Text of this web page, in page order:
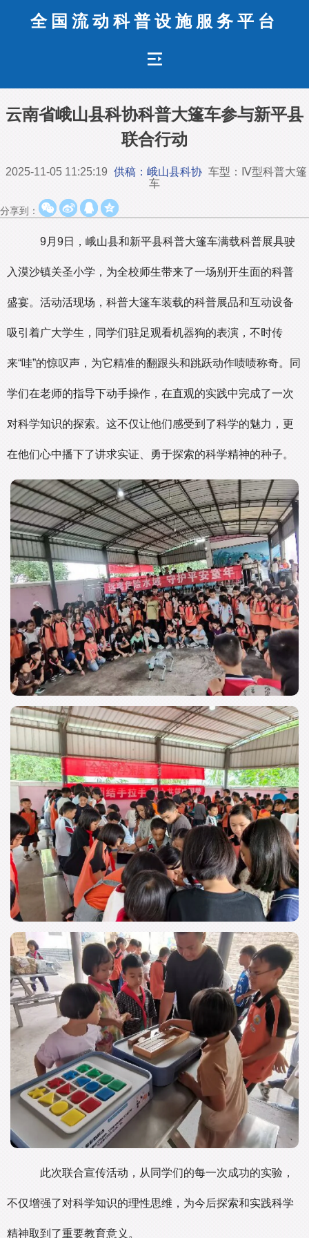
全国流动科普设施服务平台
云南省峨山县科协科普大篷车参与新平县
联合行动
2025-11-05 11:25:19 供稿：峨山县科协 车型：Ⅳ型科普大篷
车
分享到：
9月9日，峨山县和新平县科普大篷车满载科普展具驶
入漠沙镇关圣小学，为全校师生带来了一场别开生面的科普
盛宴。活动活现场，科普大篷车装载的科普展品和互动设备
吸引着广大学生，同学们驻足观看机器狗的表演，不时传
来“哇”的惊叹声，为它精准的翻跟头和跳跃动作啧啧称奇。同
学们在老师的指导下动手操作，在直观的实践中完成了一次
对科学知识的探索。这不仅让他们感受到了科学的魅力，更
在他们心中播下了讲求实证、勇于探索的科学精神的种子。
此次联合宣传活动，从同学们的每一次成功的实验，
不仅增强了对科学知识的理性思维，为今后探索和实践科学
精神取到了重要教育意义。